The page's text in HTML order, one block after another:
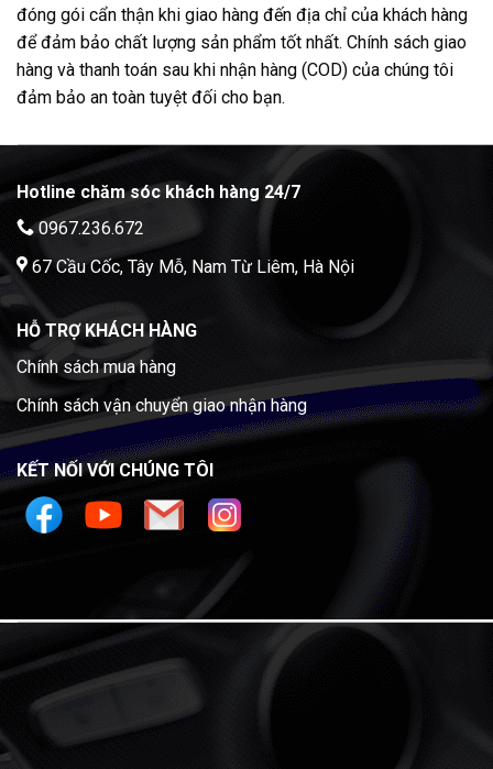
đóng gói cẩn thận khi giao hàng đến địa chỉ của khách hàng
để đảm bảo chất lượng sản phẩm tốt nhất. Chính sách giao
hàng và thanh toán sau khi nhận hàng (COD) của chúng tôi
đảm bảo an toàn tuyệt đối cho bạn.
Hotline chăm sóc khách hàng 24/7
0967.236.672
67 Cầu Cốc, Tây Mỗ, Nam Từ Liêm, Hà Nội
HỖ TRỢ KHÁCH HÀNG
Chính sách mua hàng
Chính sách vận chuyển giao nhận hàng
KẾT NỐI VỚI CHÚNG TÔI